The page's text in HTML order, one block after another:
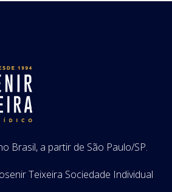
Brasil, a partir de São Paulo/SP.
Teixeira Sociedade Individual